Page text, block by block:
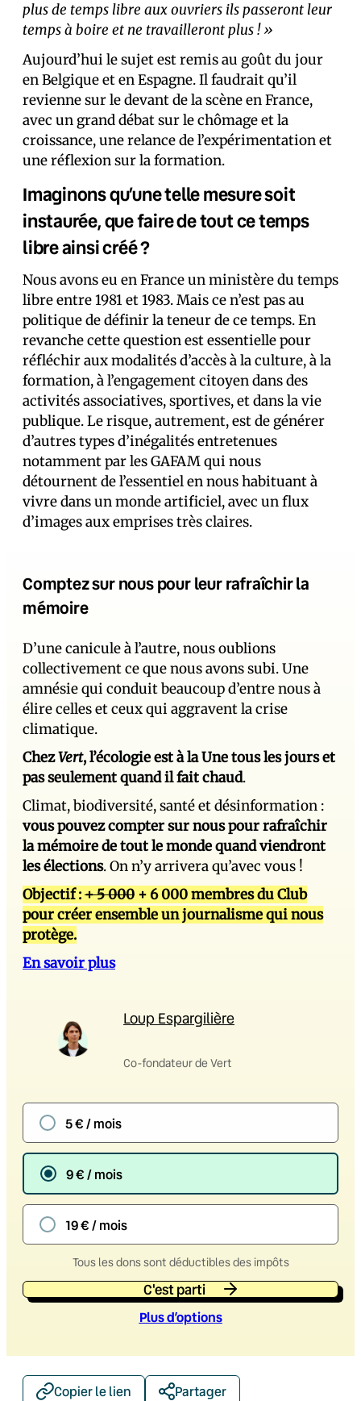
plus de temps libre aux ouvriers ils passeront leur
temps à boire et ne travailleront plus ! »
Aujourd’hui le sujet est remis au goût du jour
en Belgique et en Espagne. Il faudrait qu’il
revienne sur le devant de la scène en France,
avec un grand débat sur le chômage et la
croissance, une relance de l’expérimentation et
une réflexion sur la formation.
Imaginons qu’une telle mesure soit
instaurée, que faire de tout ce temps
libre ainsi créé ?
Nous avons eu en France un ministère du temps
libre entre 1981 et 1983. Mais ce n’est pas au
politique de définir la teneur de ce temps. En
revanche cette question est essentielle pour
réfléchir aux modalités d’accès à la culture, à la
formation, à l’engagement citoyen dans des
activités associatives, sportives, et dans la vie
publique. Le risque, autrement, est de générer
d’autres types d’inégalités entretenues
notamment par les GAFAM qui nous
détournent de l’essentiel en nous habituant à
vivre dans un monde artificiel, avec un flux
d’images aux emprises très claires.
Comptez sur nous pour leur rafraîchir la
mémoire
D’une canicule à l’autre, nous oublions
collectivement ce que nous avons subi. Une
amnésie qui conduit beaucoup d’entre nous à
élire celles et ceux qui aggravent la crise
climatique.
ChezVert, l’écologie est à la Une tous les jours et
pas seulement quand il fait chaud.
Climat, biodiversité, santé et désinformation :
vous pouvez compter sur nous pour rafraîchir
la mémoire de tout le monde quand viendront
les élections. On n’y arrivera qu’avec vous !
Objectif :+ 5 000 + 6 000 membres du Club
pour créer ensemble un journalisme qui nous
protège.
En savoir plus
Loup Espargilière
Co-fondateur de Vert
5 € / mois
9 € / mois
19 € / mois
Tous les dons sont déductibles des impôts
C'est parti
Plus d’options
Copier le lien Partager